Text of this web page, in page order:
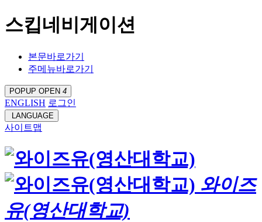
스킵네비게이션
본문바로가기
주메뉴바로가기
POPUP OPEN 4
ENGLISH 로그인
LANGUAGE
사이트맵
와이즈
유(영산대학교)